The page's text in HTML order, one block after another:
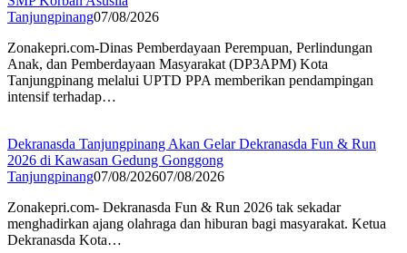
Tanjungpinang07/08/2026
Zonakepri.com-Dinas Pemberdayaan Perempuan, Perlindungan
Anak, dan Pemberdayaan Masyarakat (DP3APM) Kota
Tanjungpinang melalui UPTD PPA memberikan pendampingan
intensif terhadap…
Dekranasda Tanjungpinang Akan Gelar Dekranasda Fun & Run
2026 di Kawasan Gedung Gonggong
Tanjungpinang07/08/202607/08/2026
Zonakepri.com- Dekranasda Fun & Run 2026 tak sekadar
menghadirkan ajang olahraga dan hiburan bagi masyarakat. Ketua
Dekranasda Kota…